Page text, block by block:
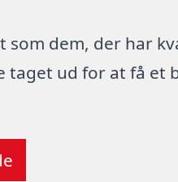
som dem, der har
taget ud for at få et